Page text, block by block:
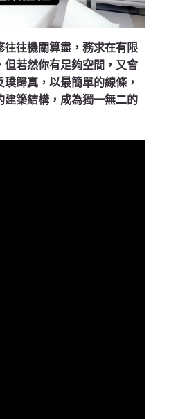
往機關算盡，務求在有限
但若然你有足夠空間，又會
歸真，以最簡單的線條，
築結構，成為獨一無二的